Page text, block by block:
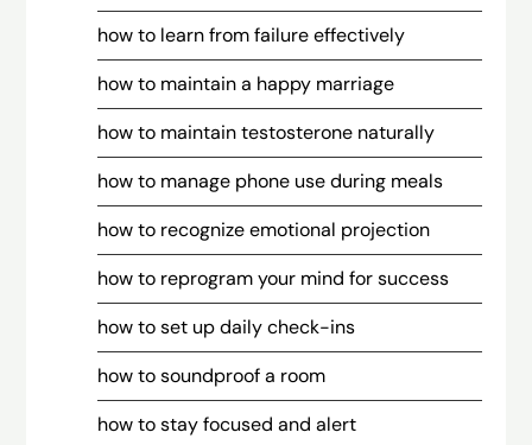
how to learn from failure effectively
how to maintain a happy marriage
how to maintain testosterone naturally
how to manage phone use during meals
how to recognize emotional projection
how to reprogram your mind for success
how to set up daily check-ins
how to soundproof a room
how to stay focused and alert